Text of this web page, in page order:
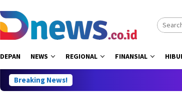
DEPAN NEWS REGIONAL FINANSIAL
Breaking News! RUU